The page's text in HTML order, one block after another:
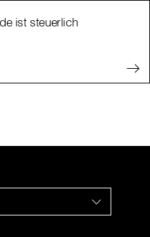
ist steuerlich